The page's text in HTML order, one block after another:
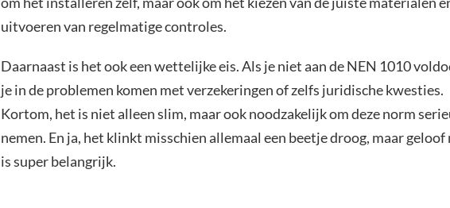
uitvoeren van regelmatige controles.
Daarnaast is het ook een wettelijke eis. Als je niet aan de NEN 1010
je in de problemen komen met verzekeringen of zelfs juridische kwesties.
Kortom, het is niet alleen slim, maar ook noodzakelijk om deze norm
nemen. En ja, het klinkt misschien allemaal een beetje droog, maar geloof
is super belangrijk.